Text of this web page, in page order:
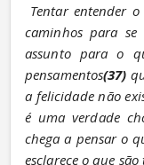
Tentar entender
caminhos para
assunto para o
pensamentos(37)
a felicidade não
é uma verdade
chega a pensar o
esclarece o que